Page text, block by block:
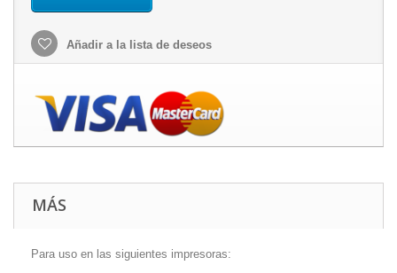
Añadir a la lista de deseos
MÁS
Para uso en las siguientes impresoras: